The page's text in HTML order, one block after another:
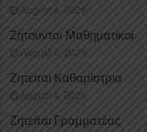
August 4, 2026
Ζητούνται Μαθηματικοί
August 4, 2026
Ζητείται Καθαρίστρια
August 4, 2026
Ζητείται Γραμματέας